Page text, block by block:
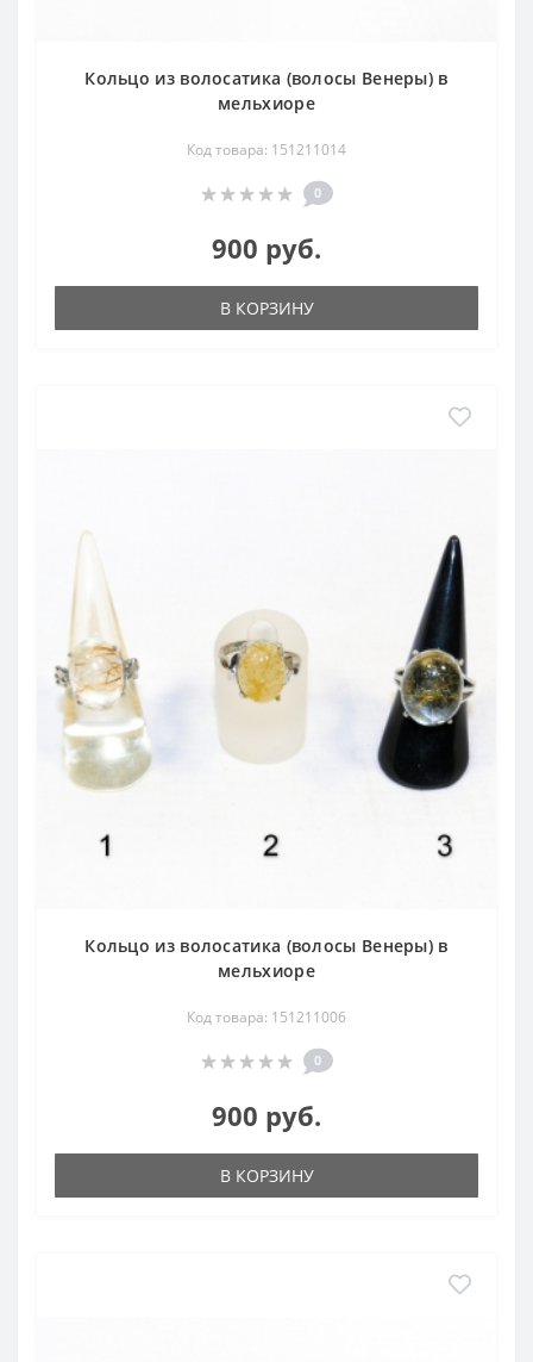
Кольцо из волосатика (волосы Венеры) в
мельхиоре
Код товара: 151211014
0
900 руб.
В КОРЗИНУ
Кольцо из волосатика (волосы Венеры) в
мельхиоре
Код товара: 151211006
0
900 руб.
В КОРЗИНУ